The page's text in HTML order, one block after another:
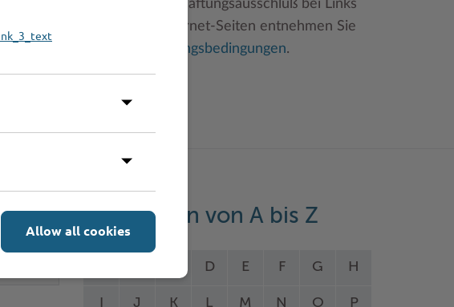
Hinweise zum Haftungsausschluß bei Links
zu anderen Internet-Seiten entnehmen Sie
Nutzungsbedingungen.
Leistungen von A bis Z
D E F G H
J K L M N O P
Allow all cookies